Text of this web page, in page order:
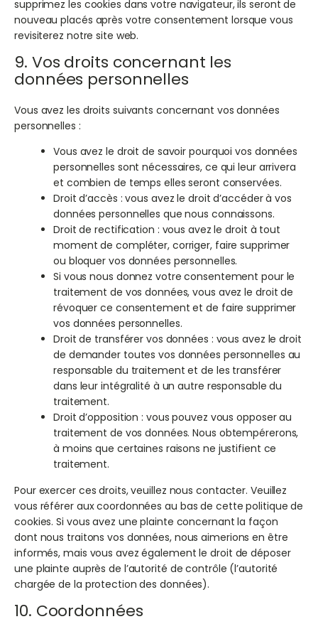
supprimez les cookies dans votre navigateur, ils seront de
nouveau placés après votre consentement lorsque vous
revisiterez notre site web.
9. Vos droits concernant les
données personnelles
Vous avez les droits suivants concernant vos données
personnelles :
Vous avez le droit de savoir pourquoi vos données
personnelles sont nécessaires, ce qui leur arrivera
et combien de temps elles seront conservées.
Droit d’accès : vous avez le droit d’accéder à vos
données personnelles que nous connaissons.
Droit de rectification : vous avez le droit à tout
moment de compléter, corriger, faire supprimer
ou bloquer vos données personnelles.
Si vous nous donnez votre consentement pour le
traitement de vos données, vous avez le droit de
révoquer ce consentement et de faire supprimer
vos données personnelles.
Droit de transférer vos données : vous avez le droit
de demander toutes vos données personnelles au
responsable du traitement et de les transférer
dans leur intégralité à un autre responsable du
traitement.
Droit d’opposition : vous pouvez vous opposer au
traitement de vos données. Nous obtempérerons,
à moins que certaines raisons ne justifient ce
traitement.
Pour exercer ces droits, veuillez nous contacter. Veuillez
vous référer aux coordonnées au bas de cette politique de
cookies. Si vous avez une plainte concernant la façon
dont nous traitons vos données, nous aimerions en être
informés, mais vous avez également le droit de déposer
une plainte auprès de l’autorité de contrôle (l’autorité
chargée de la protection des données).
10. Coordonnées